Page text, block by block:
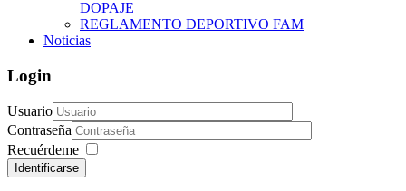
DOPAJE
REGLAMENTO DEPORTIVO FAM
Noticias
Login
Usuario
Contraseña
Recuérdeme
Identificarse